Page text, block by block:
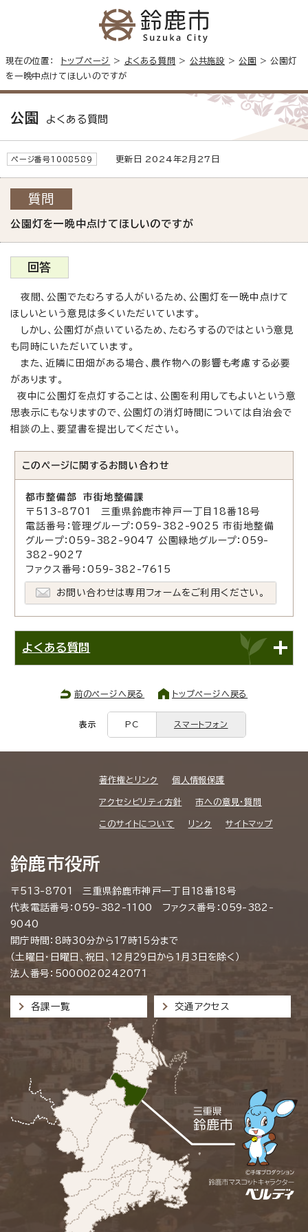
現在の位置： トップページ > よくある質問 > 公共施設 >公園
> 公園灯
を一晩中点けてほしいのですが
公園 よくある質問
ページ番号1008589 更新日 2024年2月27日
質問
公園灯を一晩中点けてほしいのですが
回答
夜間、公園でたむろする人がいるため、公園灯を一晩中点けて
ほしいという意見は多くいただいています。
しかし、公園灯が点いているため、たむろするのではという意見
も同時にいただいています。
また、近隣に田畑がある場合、農作物への影響も考慮する必要
があります。
夜中に公園灯を点灯することは、公園を利用してもよいという意
思表示にもなりますので、公園灯の消灯時間については自治会で
相談の上、要望書を提出してください。
このページに関する お問い合わせ
都市整備部 市街地整備課
〒513-8701 三重県鈴鹿市神戸一丁目18番18号
電話番号：管理グループ：059-382-9025 市街地整備
グループ：059-382-9047 公園緑地グループ：059-
382-9027
ファクス番号：059-382-7615
お問い合わせは専用フォームをご利用ください。
よくある質問
前のページへ戻る トップページへ戻る
表示 PC スマートフォン
著作権とリンク 個人情報保護
アクセシビリティ方針 市への意見・質問
このサイトについて リンク サイトマップ
鈴鹿市役所
〒513-8701 三重県鈴鹿市神戸一丁目18番18号
代表電話番号：059-382-1100 ファクス番号：059-382-
9040
開庁時間：8時30分から17時15分まで
（土曜日・日曜日、祝日、12月29日から1月3日を除く）
法人番号：5000020242071
各課一覧 交通アクセス